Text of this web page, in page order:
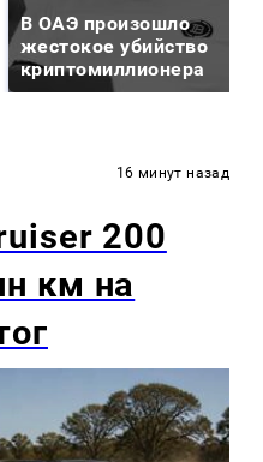
В ОАЭ произошло
жестокое убийство
криптомиллионера
16 минут назад
200
км на